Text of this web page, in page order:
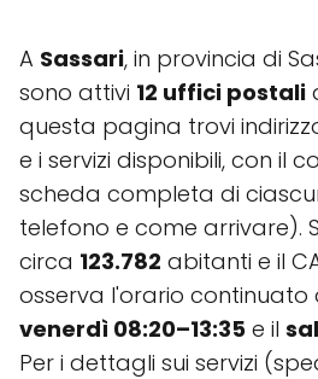
A Sassari, in provincia di
sono attivi 12 uffici postali
questa pagina trovi
e i servizi disponibili, con il
scheda completa di
telefono e come arrivare).
circa 123.782 abitanti e il
osserva l'orario continuato
venerdì 08:20–13:35 e il
Per i dettagli sui servizi